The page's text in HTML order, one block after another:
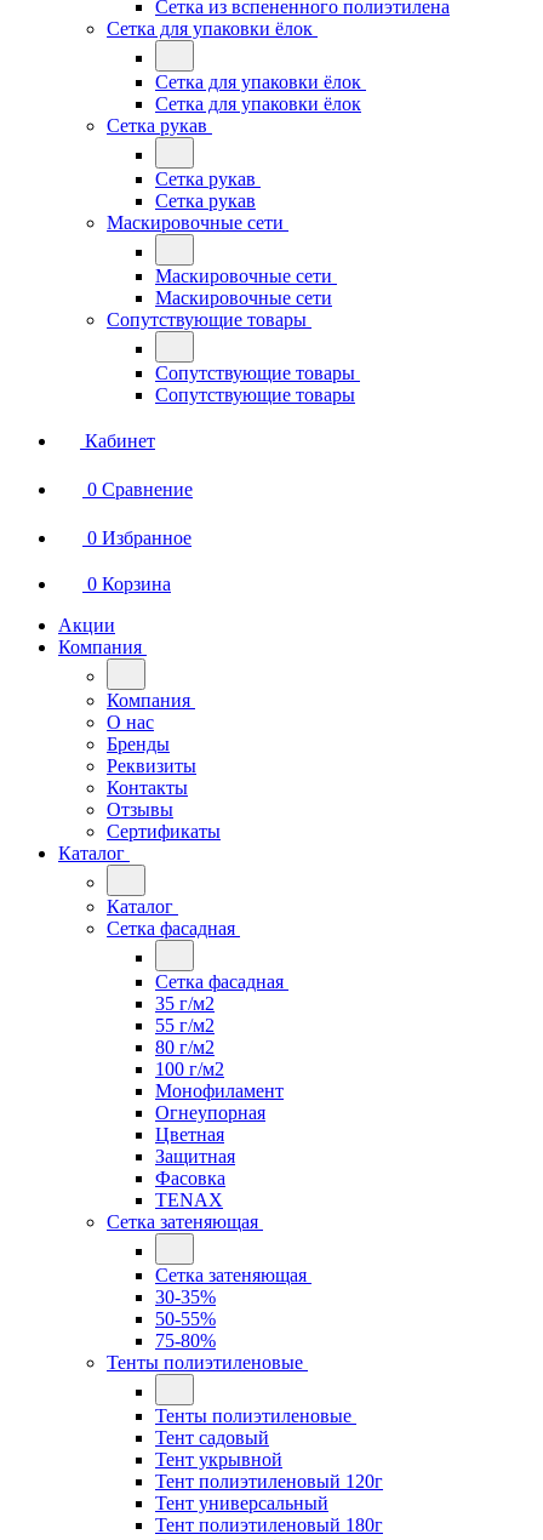
Сетка из вспененного полиэтилена
Сетка для упаковки ёлок
Сетка для упаковки ёлок
Сетка для упаковки ёлок
Сетка рукав
Сетка рукав
Сетка рукав
Маскировочные сети
Маскировочные сети
Маскировочные сети
Сопутствующие товары
Сопутствующие товары
Сопутствующие товары
Кабинет
0 Сравнение
0 Избранное
0 Корзина
Акции
Компания
Компания
О нас
Бренды
Реквизиты
Контакты
Отзывы
Сертификаты
Каталог
Каталог
Сетка фасадная
Сетка фасадная
35 г/м2
55 г/м2
80 г/м2
100 г/м2
Монофиламент
Огнеупорная
Цветная
Защитная
Фасовка
TENAX
Сетка затеняющая
Сетка затеняющая
30-35%
50-55%
75-80%
Тенты полиэтиленовые
Тенты полиэтиленовые
Тент садовый
Тент укрывной
Тент полиэтиленовый 120г
Тент универсальный
Тент полиэтиленовый 180г